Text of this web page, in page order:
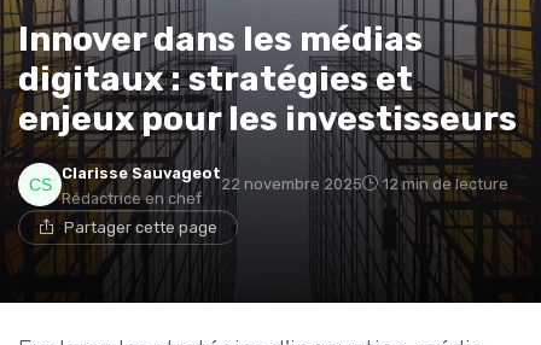
Innover dans les médias
digitaux : stratégies et
enjeux pour les investisseurs
Clarisse Sauvageot
Rédactrice en chef
22 novembre 2025 12 min de lecture
Partager cette page